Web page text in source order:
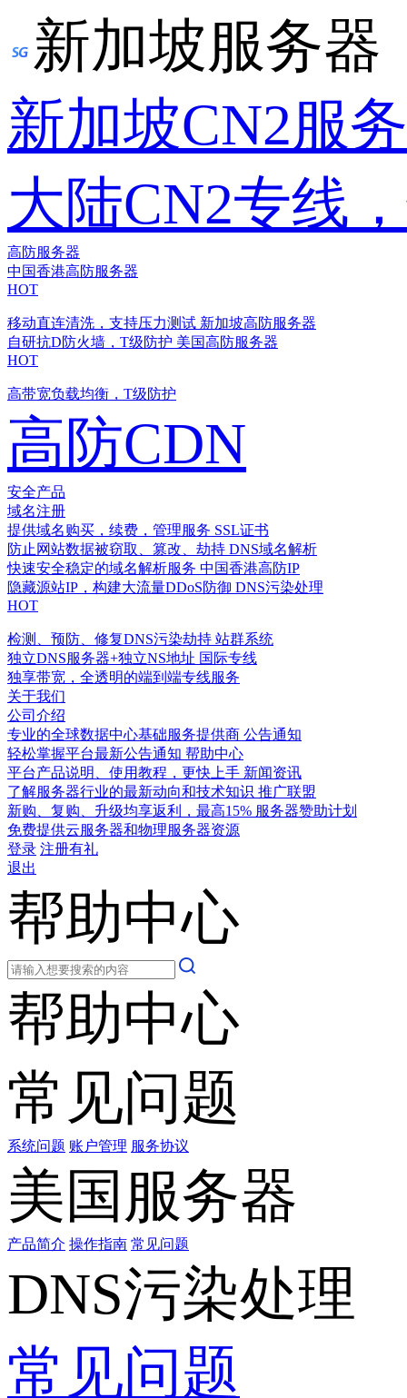
新加坡服务器
新加坡CN2服
大陆CN2专线
高防服务器
中国香港高防服务器
HOT
移动直连清洗，支持压力测试 新加坡高防服务器
自研抗D防火墙，T级防护 美国高防服务器
HOT
高带宽负载均衡，T级防护
高防CDN
安全产品
域名注册
提供域名购买，续费，管理服务 SSL证书
防止网站数据被窃取、篡改、劫持 DNS域名解析
快速安全稳定的域名解析服务 中国香港高防IP
隐藏源站IP，构建大流量DDoS防御 DNS污染处理
HOT
检测、预防、修复DNS污染劫持 站群系统
独立DNS服务器+独立NS地址 国际专线
独享带宽，全透明的端到端专线服务
关于我们
公司介绍
专业的全球数据中心基础服务提供商 公告通知
轻松掌握平台最新公告通知 帮助中心
平台产品说明、使用教程，更快上手 新闻资讯
了解服务器行业的最新动向和技术知识 推广联盟
新购、复购、升级均享返利，最高15% 服务器赞助计划
免费提供云服务器和物理服务器资源
登录 注册有礼
退出
帮助中心
帮助中心
常见问题
系统问题 账户管理 服务协议
美国服务器
产品简介 操作指南 常见问题
DNS污染处理
常见问题